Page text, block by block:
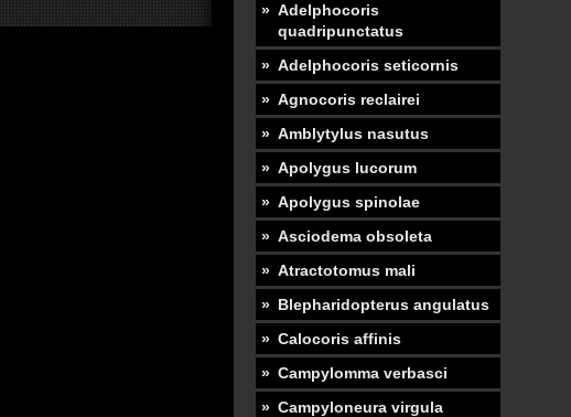
Adelphocoris
quadripunctatus
Adelphocoris seticornis
Agnocoris reclairei
Amblytylus nasutus
Apolygus lucorum
Apolygus spinolae
Asciodema obsoleta
Atractotomus mali
Blepharidopterus angulatus
Calocoris affinis
Campylomma verbasci
Campyloneura virgula